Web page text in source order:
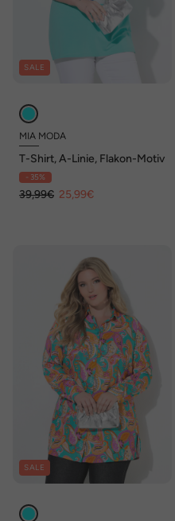
SALE
MIA MODA
T-Shirt, A-Linie, Flakon-Motiv
- 35%
39,99€ 25,99€
SALE